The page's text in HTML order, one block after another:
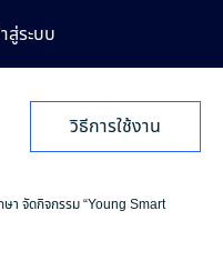
สู่ระบบ
วิธีการใช้งาน
า จัดกิจกรรม “Young Smart